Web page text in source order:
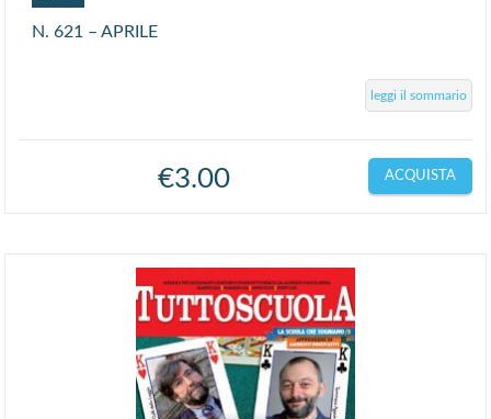
N. 621 – APRILE
leggi il sommario
€3.00 ACQUISTA